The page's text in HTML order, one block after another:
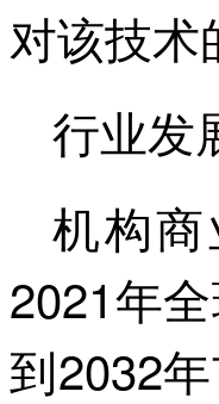
对该技术
行业发
机构
2021年
到2032